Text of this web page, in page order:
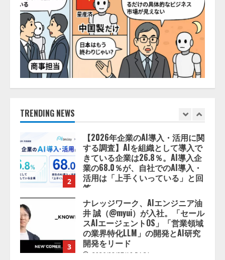
TRENDING NEWS
5
藤原竜也がAIで組織の改善点を見
抜く！ SKYSEA Client View 新テ
レビCM公開！ 新オプション！ AI
が組織の業務実態を分析し労務改
善を支援。 藤原竜也メイキング
動画公開 「もしAIが自分を分析し
たら、すぐ休めと言われる自信が
ある」「昨年の夏はカブトムシを
捕まえたり、虫と戦ったり…」
1
lmessage、MCP接続機能を強化
し、AIから設定操作できる機能を
2
【2026年企業のAI導入・活用に関
する調査】AIを組織として導入で
きている企業は26.8％。AI導入企
業の68.0％が、自社でのAI導入・
活用は「上手くいっている」と回
答
2026/08/07/13:53:50
3
ナレッジワーク、AIエンジニア油
井 誠（@myui）が入社。「セール
スAIエージェントOS」「営業領域
の業界特化LLM」の開発とAI研究
開発をリード
2026/08/07/10:54:31